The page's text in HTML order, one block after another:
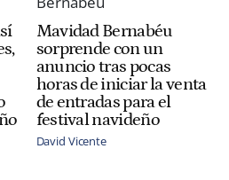
Mavidad Bernabéu
sorprende con un
anuncio tras pocas
horas de iniciar la venta
de entradas para el
festival navideño
David Vicente